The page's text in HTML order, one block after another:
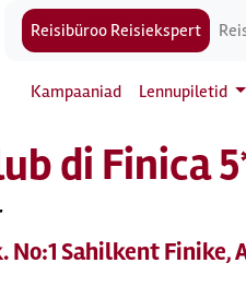
Reisibüroo Reisiekspert
Kampaaniad Lennupiletid
di Finica
No:1 Sahilkent Finike,